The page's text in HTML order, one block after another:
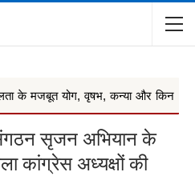
वृषभ, कन्या और किन राशियों ...
सृजन अभियान के
कांग्रेस अध्यक्षों की